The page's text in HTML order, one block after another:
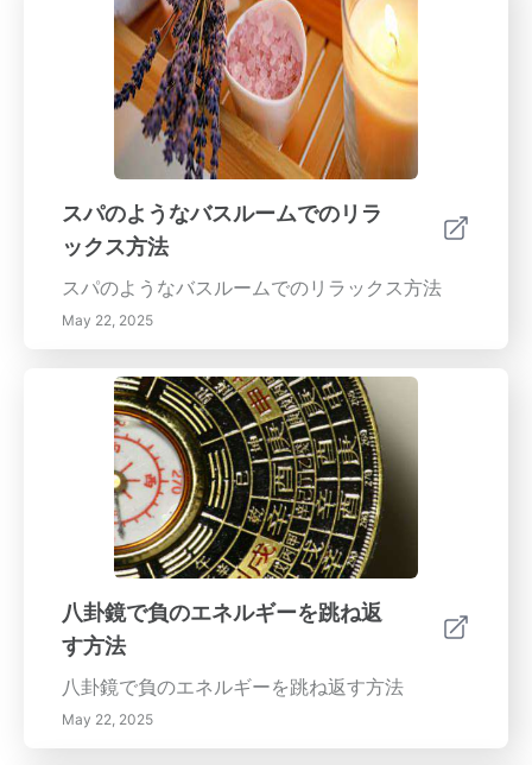
スパのようなバスルームでのリラ
ックス方法
スパのようなバスルームでのリラックス方法
May 22, 2025
八卦鏡で負のエネルギーを跳ね返
す方法
八卦鏡で負のエネルギーを跳ね返す方法
May 22, 2025